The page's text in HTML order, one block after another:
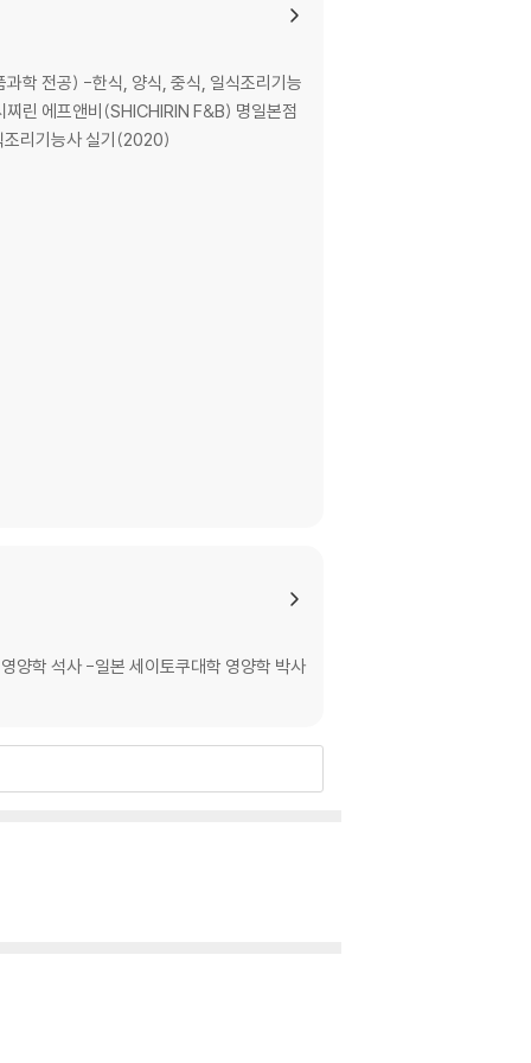
학 전공) -한식, 양식, 중식, 일식조리기능
린 에프앤비(SHICHIRIN F&B) 명일본점
조리기능사 실기(2020)
양학 석사 -일본 세이토쿠대학 영양학 박사